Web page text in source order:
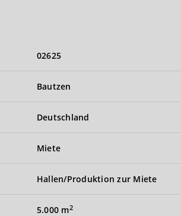
02625
Bautzen
Deutschland
Miete
Hallen/Produktion zur Miete
5.000 m2